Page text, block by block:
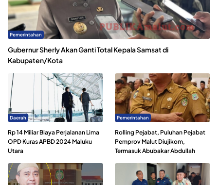
Pemerintahan
Gubernur Sherly Akan Ganti Total Kepala Samsat di
Kabupaten/Kota
Daerah
Rp 14 Miliar Biaya Perjalanan Lima
OPD Kuras APBD 2024 Maluku
Utara
Pemerintahan
Rolling Pejabat, Puluhan Pejabat
Pemprov Malut Diujikom,
Termasuk Abubakar Abdullah